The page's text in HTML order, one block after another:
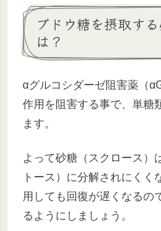
ブドウ糖を摂取す
は？
αグルコシダーゼ阻害薬（
作用を阻害する事で、単糖
ます。
よって砂糖（スクロース）
トース）に分解されにくく
用しても回復が遅くなるの
るようにしましょう。